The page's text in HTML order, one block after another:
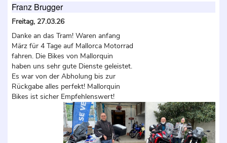
Franz Brugger
Freitag, 27.03.26
Danke an das Tram! Waren anfang
März für 4 Tage auf Mallorca Motorrad
fahren. Die Bikes von Mallorquin
haben uns sehr gute Dienste geleistet.
Es war von der Abholung bis zur
Rückgabe alles perfekt! Mallorquin
Bikes ist sicher Empfehlenswert!